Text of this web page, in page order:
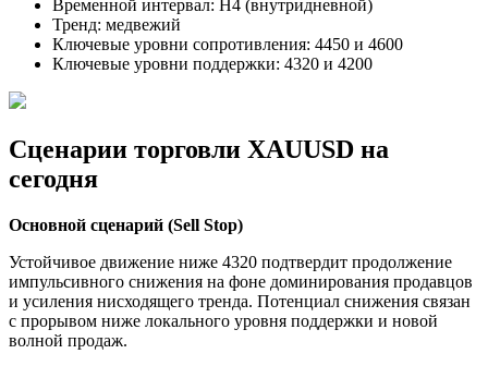
Временной интервал: H4 (внутридневной)
Тренд: медвежий
Ключевые уровни сопротивления: 4450 и 4600
Ключевые уровни поддержки: 4320 и 4200
Сценарии торговли XAUUSD на
сегодня
Основной сценарий (Sell Stop)
Устойчивое движение ниже 4320 подтвердит продолжение
импульсивного снижения на фоне доминирования продавцов
и усиления нисходящего тренда. Потенциал снижения связан
с прорывом ниже локального уровня поддержки и новой
волной продаж.